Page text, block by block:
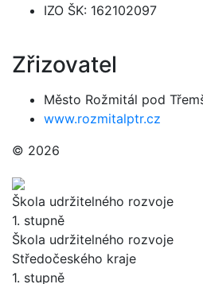
IZO ŠK: 162102097
Zřizovatel
Město Rožmitál pod
www.rozmitalptr.cz
© 2026
Škola udržitelného rozvoje
1. stupně
Škola udržitelného rozvoje
Středočeského kraje
1. stupně